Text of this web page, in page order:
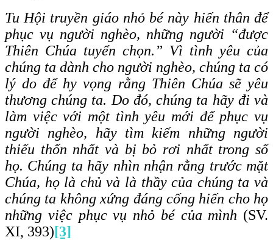
Tu Hội truyền giáo nhỏ bé này hiến thân để
phục vụ người nghèo, những người “được
Thiên Chúa tuyển chọn.” Vì tình yêu của
chúng ta dành cho người nghèo, chúng ta có
lý do để hy vọng rằng Thiên Chúa sẽ yêu
thương chúng ta. Do đó, chúng ta hãy đi và
làm việc với một tình yêu mới để phục vụ
người nghèo, hãy tìm kiếm những người
thiếu thốn nhất và bị bỏ rơi nhất trong số
họ. Chúng ta hãy nhìn nhận rằng trước mặt
Chúa, họ là chủ và là thầy của chúng ta và
chúng ta không xứng đáng cống hiến cho họ
những việc phục vụ nhỏ bé của mình (SV.
XI, 393)[3]